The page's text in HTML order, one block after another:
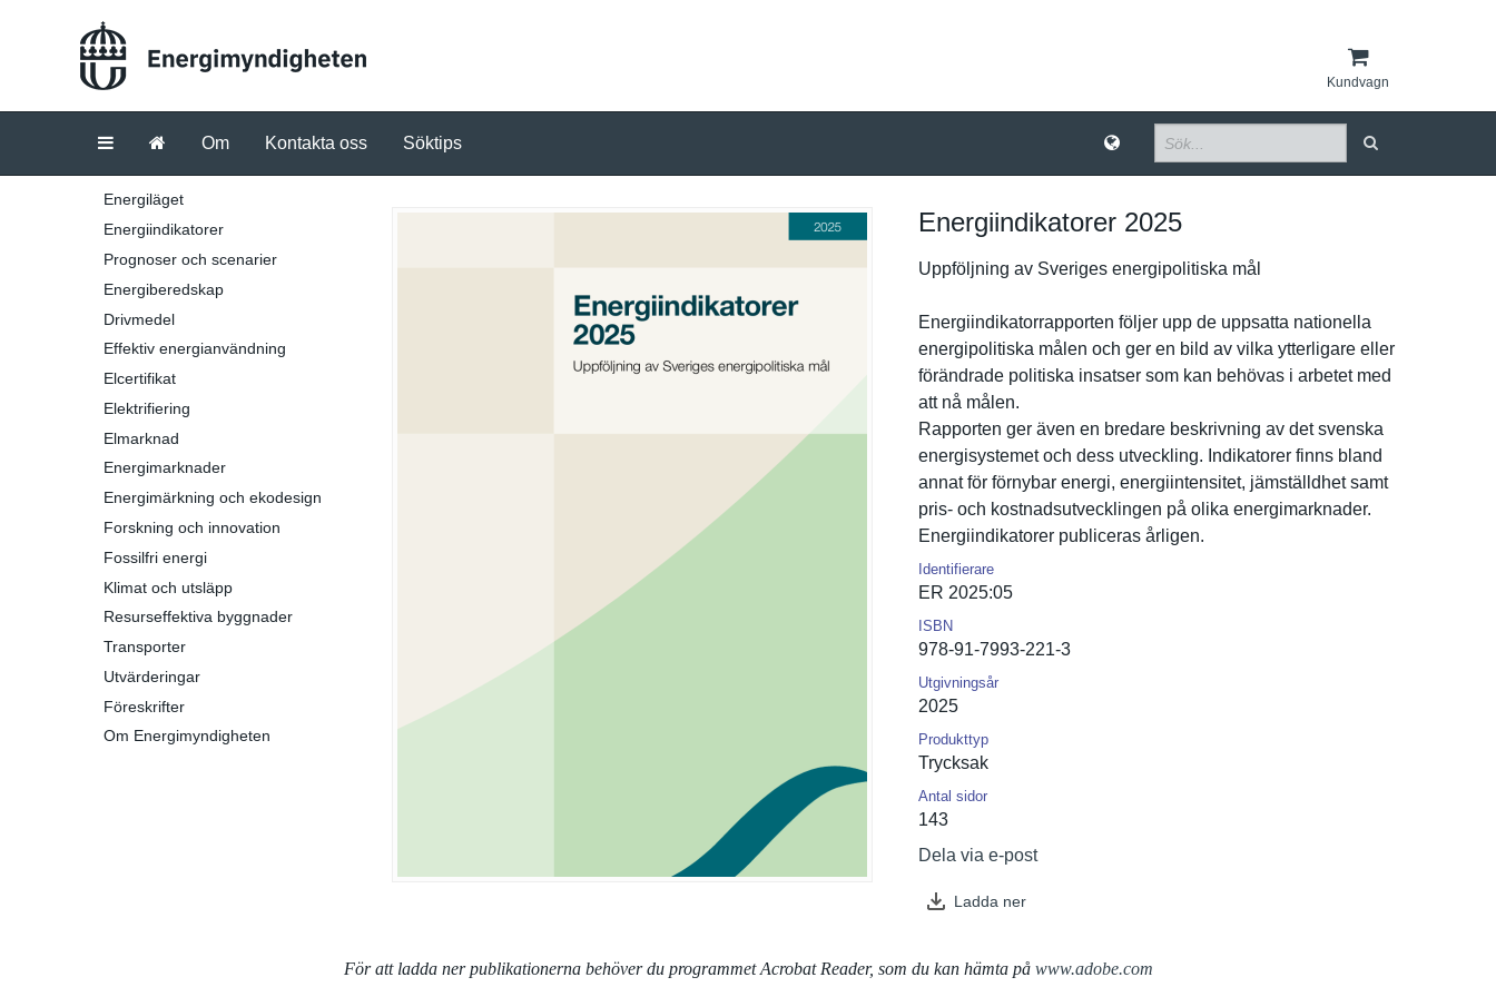
Kundvagn
Om Kontakta oss Söktips
Energiläget
Energiindikatorer
Prognoser och scenarier
Energiberedskap
Drivmedel
Effektiv energianvändning
Elcertifikat
Elektrifiering
Elmarknad
Energimarknader
Energimärkning och ekodesign
Forskning och innovation
Fossilfri energi
Klimat och utsläpp
Resurseffektiva byggnader
Transporter
Utvärderingar
Föreskrifter
Om Energimyndigheten
Energiindikatorer 2025
Uppföljnin­g av Sveriges energipoli­tiska mål
Energiindi­katorrappo­rten följer upp de uppsatta nationella
energipoli­tiska målen och ger en bild av vilka ytterligar­e eller
förändrade politiska insatser som kan behövas i arbetet med
att nå målen.
Rapporten ger även en bredare beskrivnin­g av det svenska
energisyst­emet och dess utveckling. Indikatore­r finns bland
annat för förnybar energi, energiinte­nsitet, jämställdh­et samt
pris- och kostnadsut­vecklingen på olika energimark­nader.
Energiindi­katorer publiceras årligen.
Identifierare
ER 2025:05
ISBN
978-91-7993-221-3
Utgivningsår
2025
Produkttyp
Trycksak
Antal sidor
143
Dela via e-post
Ladda ner
För att ladda ner publikationerna behöver du programmet Acrobat Reader, som du kan hämta på www.adobe.com